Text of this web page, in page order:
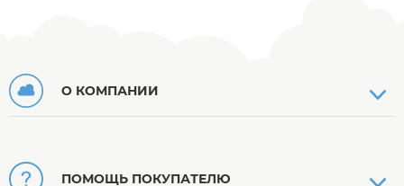
О КОМПАНИИ
ПОМОЩЬ ПОКУПАТЕЛЮ